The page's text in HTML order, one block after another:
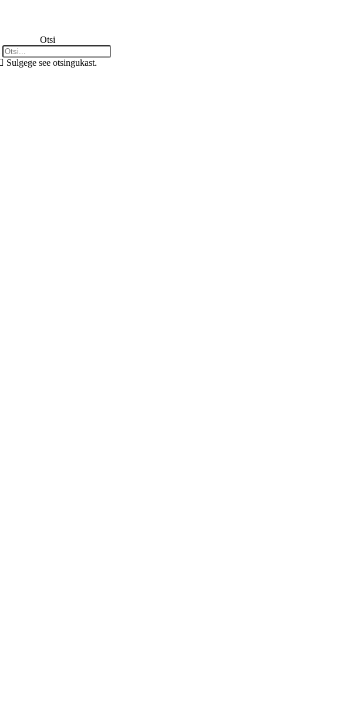
Otsi
Sulgege see otsingukast.